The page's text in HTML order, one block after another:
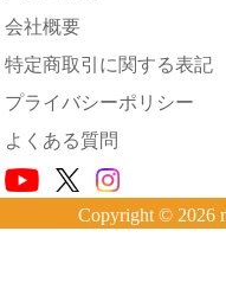
会社概要
特定商取引に関する表記
プライバシーポリシー
よくある質問
Copyright © 2026